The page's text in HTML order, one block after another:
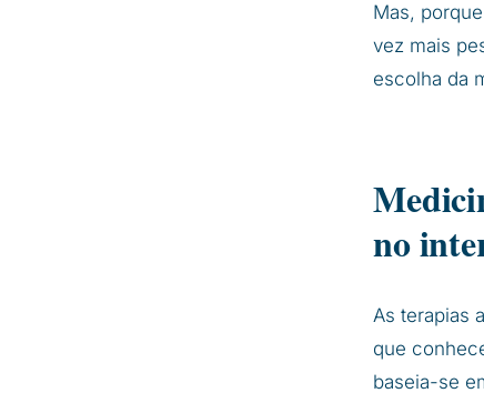
Mas,
vez mais
escolha da
no
As terapias
que
baseia-se